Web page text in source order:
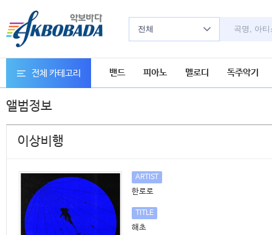
전체
전체 카테고리 밴드 피아노 멜로디 독주악기
앨범정보
이상비행
ARTIST
한로로
TITLE
해초